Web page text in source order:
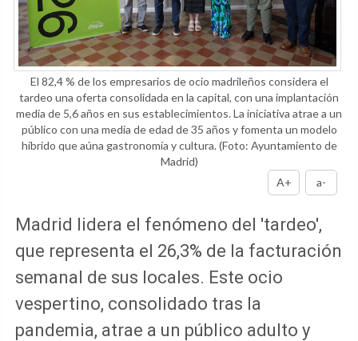
El 82,4 % de los empresarios de ocio madrileños considera el
tardeo una oferta consolidada en la capital, con una implantación
media de 5,6 años en sus establecimientos. La iniciativa atrae a un
público con una media de edad de 35 años y fomenta un modelo
híbrido que aúna gastronomía y cultura.(Foto: Ayuntamiento de
Madrid)
A+
a-
Madrid lidera el fenómeno del 'tardeo',
que representa el 26,3% de la facturación
semanal de sus locales. Este ocio
vespertino, consolidado tras la
pandemia, atrae a un público adulto y